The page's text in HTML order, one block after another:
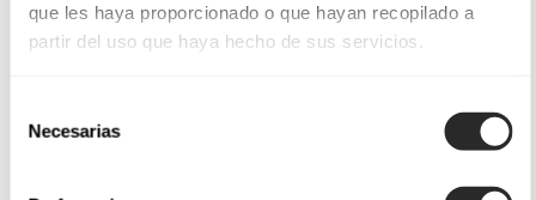
que les haya proporcionado o que hayan recopilado a
partir del uso que haya hecho de sus servicios.
Necesarias